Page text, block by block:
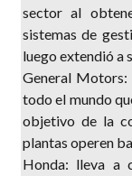
sector al
sistemas de
luego extendió a
General Motors:
todo el mundo
objetivo de la
plantas operen
Honda: lleva a